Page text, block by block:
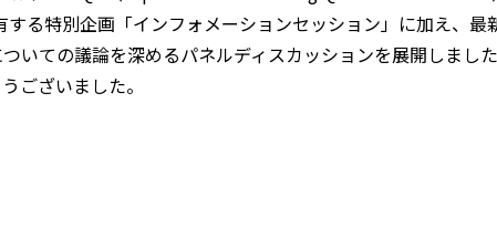
る特別企画「インフォメーションセッション」に加え、最
いての議論を深めるパネルディスカッションを展開しました
ございました。